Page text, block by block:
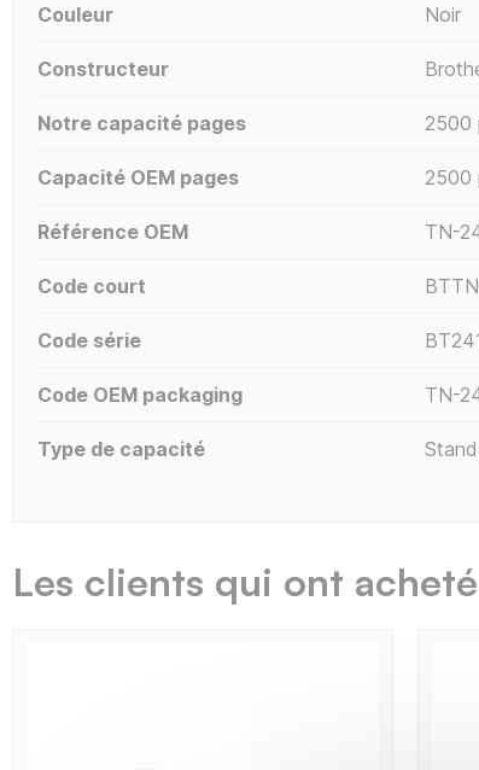
Couleur Noir
Constructeur
Notre capacité pages 2500
Capacité OEM pages 2500
Référence OEM TN-
Code court
Code série
Code OEM packaging TN-
Type de capacité
Les clients qui ont